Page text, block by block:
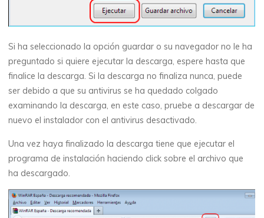
Si ha seleccionado la opción guardar o su navegador no le ha
preguntado si quiere ejecutar la descarga, espere hasta que
finalice la descarga. Si la descarga no finaliza nunca, puede
ser debido a que su antivirus se ha quedado colgado
examinando la descarga, en este caso, pruebe a descargar de
nuevo el instalador con el antivirus desactivado.
Una vez haya finalizado la descarga tiene que ejecutar el
programa de instalación haciendo click sobre el archivo que
ha descargado.